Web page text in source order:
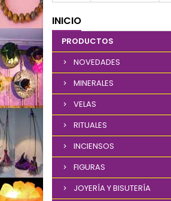
INICIO
PRODUCTOS
NOVEDADES
MINERALES
VELAS
RITUALES
INCIENSOS
FIGURAS
JOYERÍA Y BISUTERÍA